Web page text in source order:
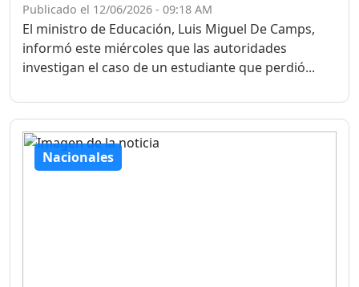
Publicado el 12/06/2026 - 09:18 AM
El ministro de Educación, Luis Miguel De Camps,
informó este miércoles que las autoridades
investigan el caso de un estudiante que perdió...
Nacionales